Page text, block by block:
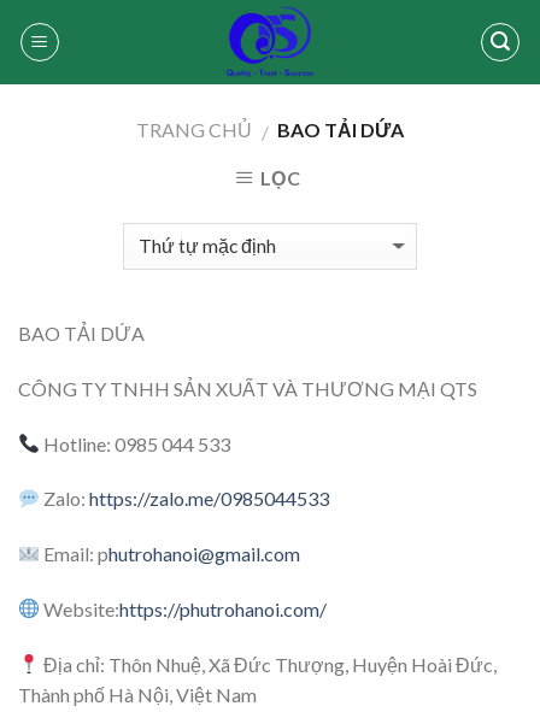
TRANG CHỦ / BAO TẢI DỨA
LỌC
BAO TẢI DỨA
CÔNG TY TNHH SẢN XUẤT VÀ THƯƠNG MẠI QTS
Hotline: 0985 044 533
Zalo:https://zalo.me/0985044533
Email: phutrohanoi@gmail.com
Website:https://phutrohanoi.com/
Địa chỉ: Thôn Nhuệ, Xã Đức Thượng, Huyện Hoài Đức,
Thành phố Hà Nội, Việt Nam